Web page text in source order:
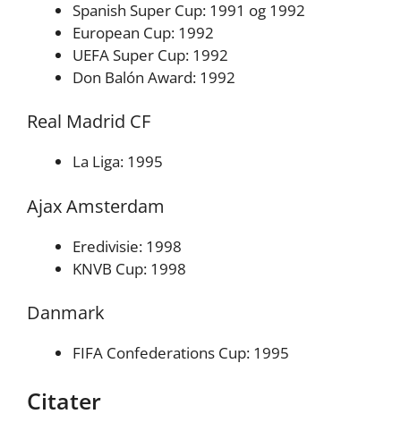
Spanish Super Cup: 1991 og 1992
European Cup: 1992
UEFA Super Cup: 1992
Don Balón Award: 1992
Real Madrid CF
La Liga: 1995
Ajax Amsterdam
Eredivisie: 1998
KNVB Cup: 1998
Danmark
FIFA Confederations Cup: 1995
Citater